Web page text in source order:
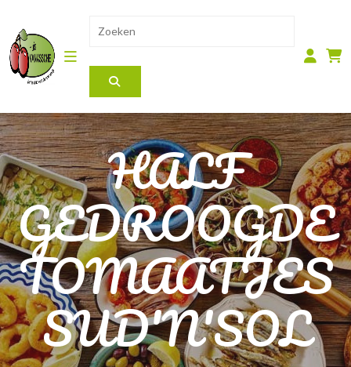
HALF
GEDROOGDE
TOMAATJES
SUD'N'SOL